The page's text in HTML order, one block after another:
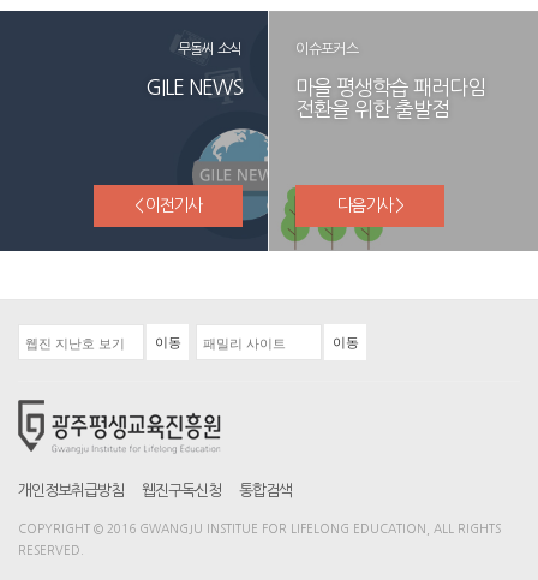
무돌씨 소식
GILE NEWS
< 이전기사
이슈포커스
마을 평생학습 패러다임
전환을 위한 출발점
다음기사 >
개인정보취급방침 웹진구독신청 통합검색
COPYRIGHT © 2016 GWANGJU INSTITUE FOR LIFELONG EDUCATION, ALL RIGHTS
RESERVED.